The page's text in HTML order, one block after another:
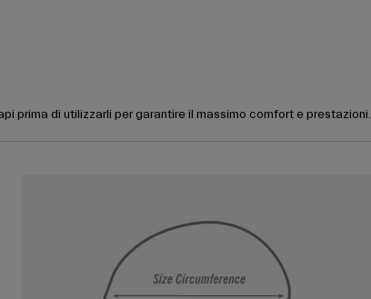
prima di utilizzarli per garantire il massimo comfort e prestazioni.